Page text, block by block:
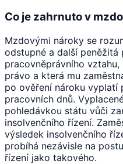
Co je zahrnuto v
Mzdovými nároky se
odstupné a další peněžitá
pracovněprávního
právo a která mu
po ověření nároku vyplatí
pracovních dnů.
pohledávkou státu vůči
insolvenčního řízení.
výsledek insolvenčního
probíhá nezávisle na
řízení jako takového.